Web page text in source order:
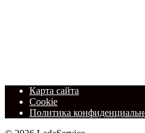
Карта сайта
Cookie
Политика